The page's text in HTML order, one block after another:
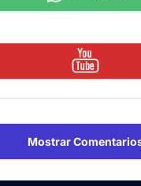
Mostrar